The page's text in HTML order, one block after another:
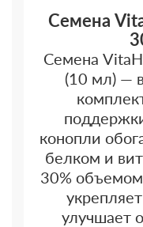
Семена
Семена
(10 мл) —
конопли
белком и
30%
улучшает